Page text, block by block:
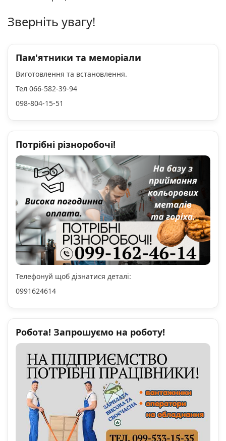
Зверніть увагу!
Пам'ятники та меморіали
Виготовлення та встановлення.
Тел 066-582-39-94
098-804-15-51
Потрібні різноробочі!
Телефонуй щоб дізнатися деталі:
0991624614
Робота! Запрошуємо на роботу!